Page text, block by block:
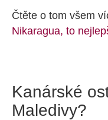
Čtěte o tom všem
Nikaragua, to
Kanárské
Maledivy?